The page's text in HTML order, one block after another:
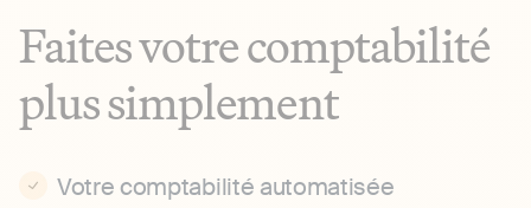
Faites votre comptabilité
plus simplement
Votre comptabilité automatisée